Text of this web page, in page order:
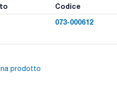
Codice
073-000612
prodotto